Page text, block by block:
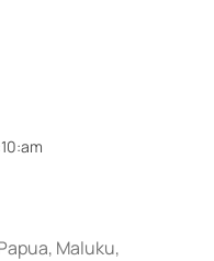
Maluku,